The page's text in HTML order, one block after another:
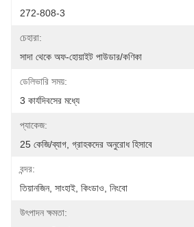
272-808-3
চেহারা:
সাদা থেকে অফ-হোয়াইট পাউডার/কণিকা
ডেলিভারি সময়:
3 কার্যদিবসের মধ্যে
প্যাকেজ:
25 কেজি/ব্যাগ, গ্রাহকদের অনুরোধ হিসাবে
বন্দর:
তিয়ানজিন, সাংহাই, কিংডাও, নিংবো
উৎপাদন ক্ষমতা: